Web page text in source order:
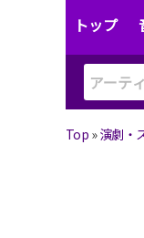
トップ
Top »演劇・